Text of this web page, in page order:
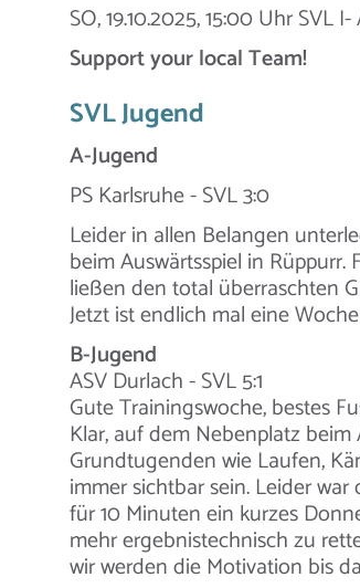
SO, 19.10.2025, 15:00 Uhr SVL
Support your local Team!
SVL Jugend
A-Jugend
PS Karlsruhe - SVL 3:0
Leider in allen Belangen
beim Auswärtsspiel in
ließen den total überraschten
Jetzt ist endlich mal eine
B-Jugend
ASV Durlach - SVL 5:1
Gute Trainingswoche, bestes
Klar, auf dem Nebenplatz
Grundtugenden wie Laufen,
immer sichtbar sein. Leider
für 10 Minuten ein kurzes
mehr ergebnistechnisch zu
wir werden die Motivation bis